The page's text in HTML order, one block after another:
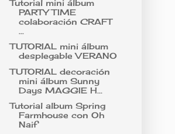
Tutorial mini álbum
PARTY TIME
colaboración CRAFT
...
TUTORIAL mini álbum
desplegable VERANO
TUTORIAL decoración
mini álbum Sunny
Days MAGGIE H...
Tutorial album Spring
Farmhouse con Oh
Naif